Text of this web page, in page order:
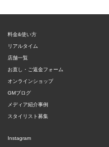
料金&使い方
リアルタイム
店舗一覧
お直し・ご返金フォーム
オンラインショップ
GMブログ
メディア紹介事例
スタイリスト募集
Instagram